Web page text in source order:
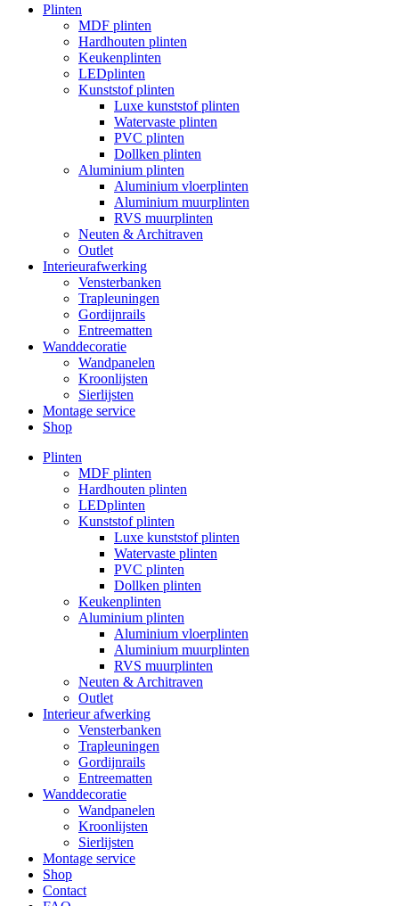
Plinten
MDF plinten
Hardhouten plinten
Keukenplinten
LEDplinten
Kunststof plinten
Luxe kunststof plinten
Watervaste plinten
PVC plinten
Dollken plinten
Aluminium plinten
Aluminium vloerplinten
Aluminium muurplinten
RVS muurplinten
Neuten & Architraven
Outlet
Interieurafwerking
Vensterbanken
Trapleuningen
Gordijnrails
Entreematten
Wanddecoratie
Wandpanelen
Kroonlijsten
Sierlijsten
Montage service
Shop
Plinten
MDF plinten
Hardhouten plinten
LEDplinten
Kunststof plinten
Luxe kunststof plinten
Watervaste plinten
PVC plinten
Dollken plinten
Keukenplinten
Aluminium plinten
Aluminium vloerplinten
Aluminium muurplinten
RVS muurplinten
Neuten & Architraven
Outlet
Interieur afwerking
Vensterbanken
Trapleuningen
Gordijnrails
Entreematten
Wanddecoratie
Wandpanelen
Kroonlijsten
Sierlijsten
Montage service
Shop
Contact